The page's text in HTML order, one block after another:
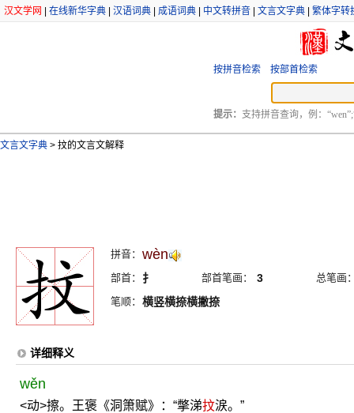
汉文学网 在线新华字典 汉语词典 成语词典 中文转拼音 文言文字典 繁体字转
按拼音检索 按部首检索
提示： 支持拼音查询，例：
文言文字典 > 抆的文言文解释
拼音： wèn
部首： 扌 部首笔画： 3
总笔画
笔顺： 横竖横捺横撇捺
详细释义
wěn
<动>擦。王褒《洞箫赋》：“撆涕抆涙。”